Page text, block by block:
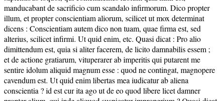
manducabant de sacrificio cum scandalo infirmorum. Dico propter
illum, et propter conscientiam aliorum, scilicet ut mox determinat
dicens : Conscientiam autem dico non tuam, quae firma est, sed
alterius, scilicet infirmi. Ut quid enim, etc. Quasi dicat : Pro alio
dimittendum est, quia si aliter facerem, de licito damnabilis essem ;
et de actione gratiarum, vituperarer ab imperitis qui putarent me
sentire idolum aliquid magnum esse : quod ne contingat, magnopere
cavendum est. Ut quid enim libertas mea iudicatur ab aliena
conscientia ? id est cur ita ago ut de eo quod libere licet damner